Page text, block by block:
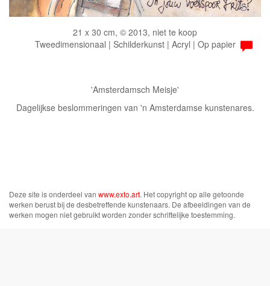
21 x 30 cm, © 2013, niet te koop
Tweedimensionaal | Schilderkunst | Acryl | Op papier
'Amsterdamsch Meisje'
Dagelijkse beslommeringen van 'n Amsterdamse kunstenares.
Deze site is onderdeel van www.exto.art. Het copyright op alle getoonde
werken berust bij de desbetreffende kunstenaars. De afbeeldingen van de
werken mogen niet gebruikt worden zonder schriftelijke toestemming.